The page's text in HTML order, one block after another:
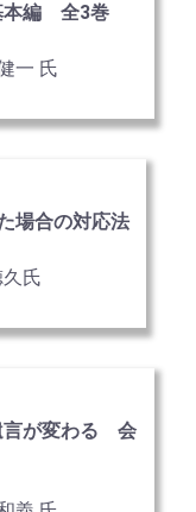
本編 全3巻
一 氏
場合の対応法
氏
言が変わる 会